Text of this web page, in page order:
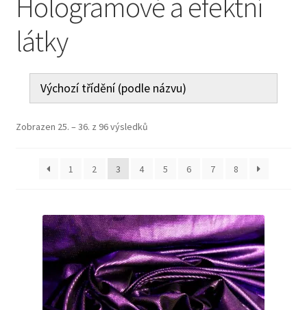
Jak nakupovat
Aktuality
Kontakt
látky
Zobrazen 25. – 36. z 96 výsledků
1 2 3 4 5 6 7 8